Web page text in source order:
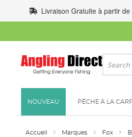
au
contenu
Livraison Gratuite à partir de
NOUVEAU PÊCHE À LA
Accueil Marques Fox